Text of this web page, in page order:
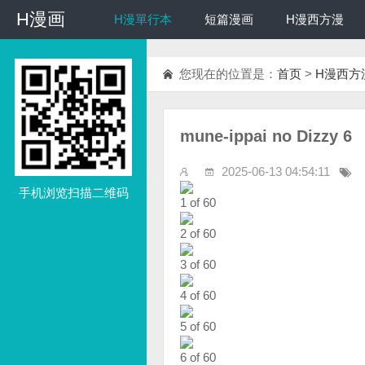
H漫画
H漫画 H漫單行本 短篇漫画 H漫西方漫
手机浏览扫描二维码
您现在的位置是： 首页 > H漫西方
mune-ippai no Dizzy 6
2025-06-13 04:54:11
1 of 60
2 of 60
3 of 60
4 of 60
5 of 60
6 of 60